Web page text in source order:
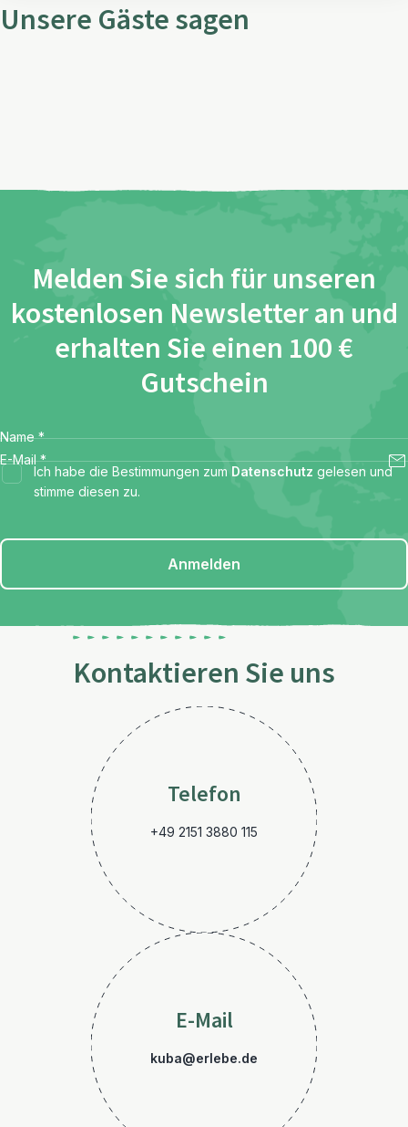
Unsere Gäste sagen
Melden Sie sich für unseren
kostenlosen Newsletter an und
erhalten Sie einen 100 €
Gutschein
Name *
E-Mail *
Ich habe die Bestimmungen zum Datenschutz gelesen und
stimme diesen zu.
Anmelden
Kontaktieren Sie uns
Telefon
+49 2151 3880 115
E-Mail
kuba@erlebe.de